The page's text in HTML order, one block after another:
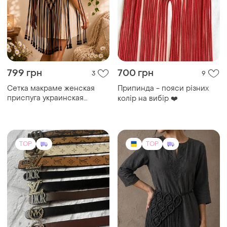
799 грн 3
Сетка макраме женская
приспуга украинская
700 грн 9
Припинда - пояси різних
колір на вибір ❤️
TOP TOP